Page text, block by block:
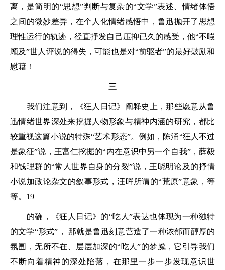
离，是简明的“思想”判断与复杂的“文学”表述、情绪体悟
之间的微妙差异，在个人化情绪感悟中，鲁迅抛开了思想
理性运行的轨迹，径直抒发自己压抑已久的感受，他“不暇
顾及”世人评说的得失，可能也是对“前驱者”的最好鼓励和
慰藉！
三
我们注意到，《狂人日记》阐释史上，那些愿意从鲁
迅情绪世界深处来挖掘人物形象与精神内涵的研究，都比
较重视这篇小说的特殊“艺术形态”。例如，陈涌“狂人不过
是象征”说，王富仁挖掘的“内在意识中另一个自我”，薛毅
和钱理群的“常人世界自身的分裂”说，王晓明论及的抒情
小说加政论杂文的叙事形式，汪晖所谓的“荒原”意象，等
等。19
的确，《狂人日记》的“吃人”表达也体现为一种独特
的文学“形式”， 那就是鲁迅刻意营造了一种浓郁而醇厚的
氛围，无所不在、层层加深的“吃人”的梦魇，它引导我们
不断向着精神的深处陷落，在那里一步一步发现意识世